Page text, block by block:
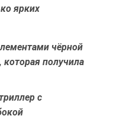
ярких
чёрной
получила
с